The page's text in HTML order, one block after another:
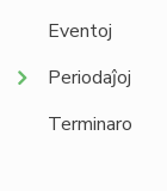
Eventoj
Periodaĵoj
Terminaro